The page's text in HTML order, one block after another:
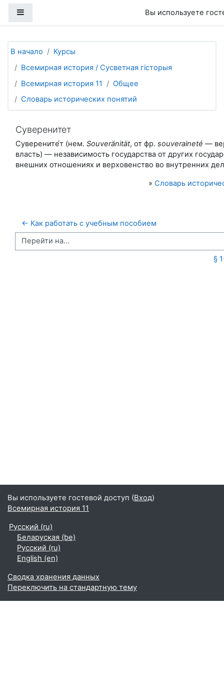
Вы используете
В начало
Курсы
Всемирная история / Сусветная гісторыя
Всемирная история 11
Общее
Словарь исторических понятий
Суверенитет
Суверените́т (нем. Souveränität, от фр. souveraineté —
власть) — независимость государства от других
внешних отношениях и верховенство во внутренних
» Словарь
← Как работать с учебным пособием
Перейти на...
§
Вы используете гостевой доступ (Вход)
Всемирная история 11
Русский ‎(ru)‎
Беларуская ‎(be)‎
Русский ‎(ru)‎
English ‎(en)‎
Сводка хранения данных
Переключить на стандартную тему